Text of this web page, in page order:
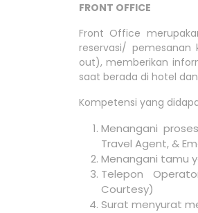
FRONT OFFICE
Front Office
reservasi/
out), memberikan
saat berada di hotel
Kompetensi yang
Menangani
Travel Agent, &
Menangani tamu
Telepon
Courtesy)
Surat menyurat